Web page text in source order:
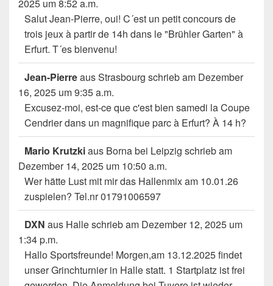
2025 um8:52 a.m.
Salut Jean-Pierre, oui! C´est un petit concours de
trois jeux à partir de 14h dans le "Brühler Garten" à
Erfurt. T´es bienvenu!
Jean-PierreausStrasbourg schrieb am Dezember
16, 2025 um9:35 a.m.
Excusez-moi, est-ce que c'est bien samedi la Coupe
Cendrier dans un magnifique parc à Erfurt? À 14 h?
Mario Krutzkiaus Borna bei Leipzig schrieb am
Dezember 14, 2025 um 10:50 a.m.
Wer hätte Lust mit mir das Hallenmix am 10.01.26
zuspielen? Tel.nr 01791006597
DXN aus Halleschrieb am Dezember 12, 2025 um
1:34 p.m.
Hallo Sportsfreunde! Morgen,am 13.12.2025 findet
unser Grinchturnier in Halle statt. 1 Startplatz ist frei